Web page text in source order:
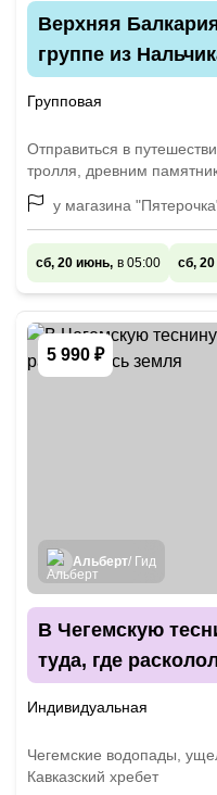
Верхняя
группе из
Групповая
Отправиться в
тролля, древним
у магазина
сб, 20 июнь, в 05:00 сб,
5 990 ₽
Альберт/ Гид
В Чегемскую
туда, где
Индивидуальная
Чегемские водопады,
Кавказский хребет